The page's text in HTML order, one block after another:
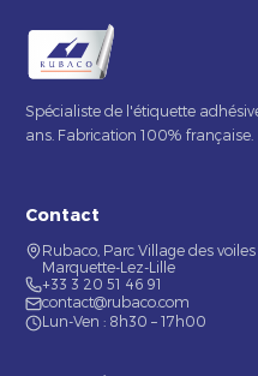
Spécialiste de l'étiquette
ans. Fabrication 100% française.
Contact
Rubaco, Parc Village des
Marquette-Lez-Lille
+33 3 20 51 46 91
contact@rubaco.com
Lun-Ven : 8h30 – 17h00